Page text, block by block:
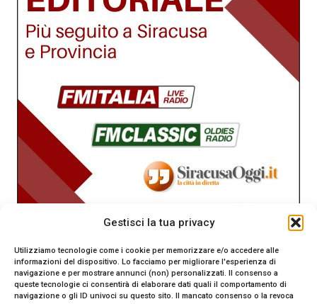
Gestisci la tua privacy
Utilizziamo tecnologie come i cookie per memorizzare e/o accedere alle
informazioni del dispositivo. Lo facciamo per migliorare l'esperienza di
navigazione e per mostrare annunci (non) personalizzati. Il consenso a
queste tecnologie ci consentirà di elaborare dati quali il comportamento di
navigazione o gli ID univoci su questo sito. Il mancato consenso o la revoca